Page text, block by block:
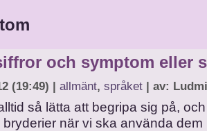
och symptom eller
(19:49) | allmänt, språket | av:
så lätta att begripa sig på,
när vi ska använda dem